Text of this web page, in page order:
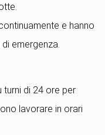
e hanno
emergenza.
turni di 24 ore per
lavorare in orari